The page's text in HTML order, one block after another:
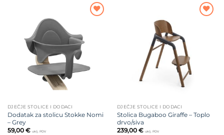
DJEČJE STOLICE I DODACI
Dodatak za stolicu Stokke Nomi
– Grey
59,00 € uklj. PDV
DJEČJE STOLICE I DODACI
Stolica Bugaboo Giraffe – Toplo
drvo/siva
239,00 € uklj. PDV